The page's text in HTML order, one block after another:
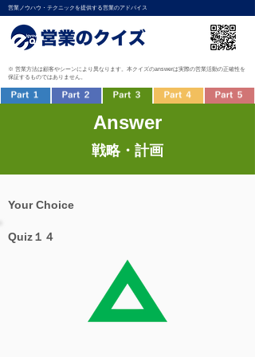
営業ノウハウ・テクニックを提供する営業のアドバイス
※ 営業方法は顧客やシーンにより異なります。本クイズのanswerは実際の営業活動の正確性を
保証するものではありません。
Answer
戦略・計画
Your Choice
Quiz１４